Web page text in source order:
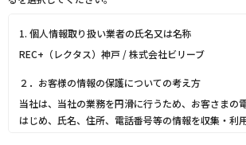
1. 個人情報取り扱い業者の氏名又は名称
REC+（レクタス）神戸 / 株式会社ビリーブ
２．お客様の情報の保護についての考え方
当社は、当社の業務を円滑に行うため、お客さまの
はじめ、氏名、住所、電話番号等の情報を収集・利